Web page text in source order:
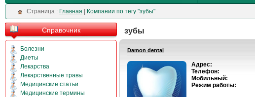
Cтраница : Главная Компании по тегу "зубы"
Справочник
Болезни
Диеты
Лекарства
Лекарственные травы
Медицинские статьи
Медицинские термины
зубы
Damon dental
Адрес:
Телефон:
Мобильный:
Режим работы: